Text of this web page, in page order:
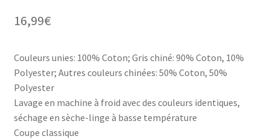
16,99€
Couleurs unies: 100% Coton; Gris chiné: 90% Coton, 10%
Polyester; Autres couleurs chinées: 50% Coton, 50%
Polyester
Lavage en machine à froid avec des couleurs identiques,
séchage en sèche-linge à basse température
Coupe classique